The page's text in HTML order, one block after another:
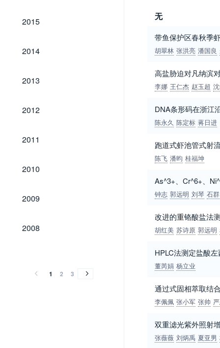
2015
2015
2014
2014
2013
2013
2012
2012
2011
2011
2010
2010
2009
2009
2008
2008
1 2 3
无
带鱼保护区春秋季
胡翠林 张洪亮 潘国良
高盐胁迫对凡纳滨
李娜 王仁杰 赵玉超
DNA条形码在浙江
陈永久 陈定标 蒋日进
跑道式虾池管式射
陈飞 潘昀 桂福坤
As^3+、Cr^6+、
钟志 郭远明 刘琴 石群
改进的重铬酸盐法
胡红美 苏诗原 郭远明
HPLC法测定盐酸
董芮娟 杨立业
通过式固相萃取结
李佩佩 张小军 张帅
双重滤光紫外照射
张薇薇 刘炳禹 夏亚男